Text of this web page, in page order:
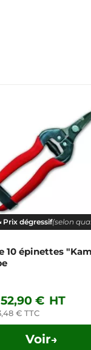
Prix dégressif(selon
10 épinettes
52,90 € HT
€ TTC
Voir→